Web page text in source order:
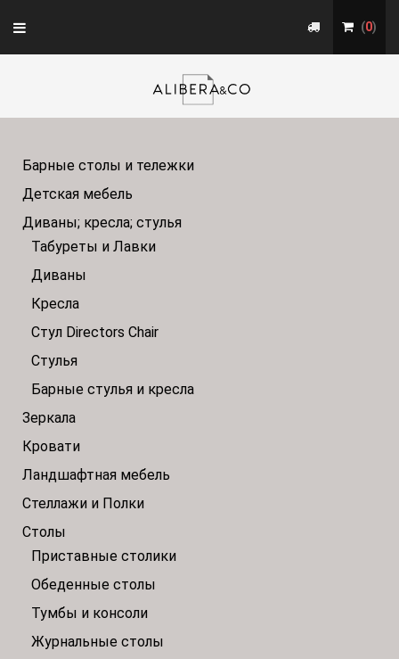
Toggle
navigation
(0)
Барные столы и тележки
Детская мебель
Диваны; кресла; стулья
Табуреты и Лавки
Диваны
Кресла
Стул Directors Chair
Стулья
Барные стулья и кресла
Зеркала
Кровати
Ландшафтная мебель
Стеллажи и Полки
Столы
Приставные столики
Обеденные столы
Тумбы и консоли
Журнальные столы